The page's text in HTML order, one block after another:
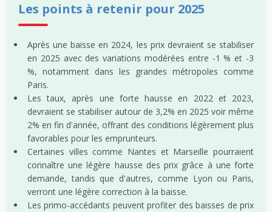
Les points à retenir pour 2025
Après une baisse en 2024, les prix devraient se stabiliser
en 2025 avec des variations modérées entre -1 % et -3
%, notamment dans les grandes métropoles comme
Paris.
Les taux, après une forte hausse en 2022 et 2023,
devraient se stabiliser autour de 3,2% en 2025 voir même
2% en fin d'année, offrant des conditions légèrement plus
favorables pour les emprunteurs.
Certaines villes comme Nantes et Marseille pourraient
connaître une légère hausse des prix grâce à une forte
demande, tandis que d'autres, comme Lyon ou Paris,
verront une légère correction à la baisse.
Les primo-accédants peuvent profiter des baisses de prix